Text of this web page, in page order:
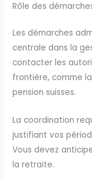
Rôle des
Les démarches
centrale dans la
contacter les
frontière, comme
pension suisses.
La coordination
justifiant vos
Vous devez
la retraite.